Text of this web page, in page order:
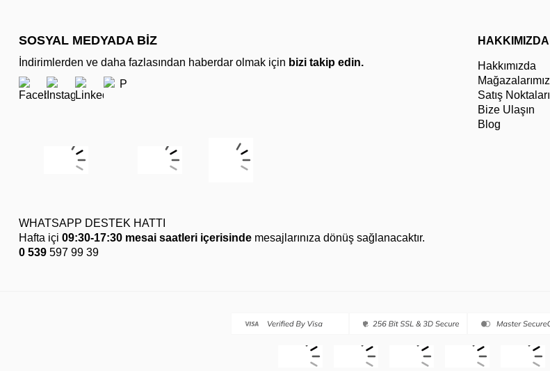
SOSYAL MEDYADA BİZ
İndirimlerden ve daha fazlasından haberdar olmak için bizi takip edin.
WHATSAPP DESTEK HATTI
Hafta içi 09:30-17:30 mesai saatleri içerisinde mesajlarınıza dönüş sağlanacaktır.
0 539 597 99 39
HAKKIMIZDA
Hakkımızda
Mağazalarımız
Satış Noktaları
Bize Ulaşın
Blog